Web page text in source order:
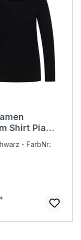
Shirt Pia
- FarbNr.:
Preis: